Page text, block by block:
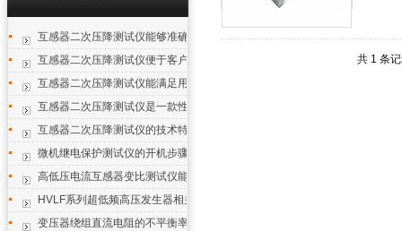
互感器二次压降测试仪能够准确测量出微小的电压降变化
互感器二次压降测试仪便于客户分析和试验
互感器二次压降测试仪能满足用户的关键需要
互感器二次压降测试仪是一款性价比高的产品
互感器二次压降测试仪的技术特征
微机继电保护测试仪的开机步骤及注意事项
高低压电流互感器变比测试仪能方便的测量高空电流
HVLF系列超低频高压发生器相关数据
变压器绕组直流电阻的不平衡率
共 1 条